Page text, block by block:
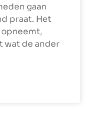
gaan
praat. Het
wat de ander